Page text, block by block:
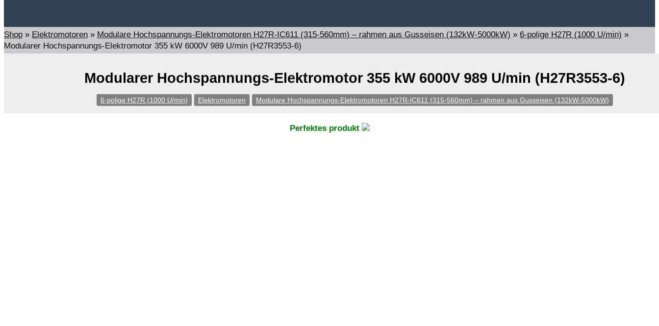
Shop » Elektromotoren » Modulare Hochspannungs-Elektromotoren H27R-IC611 (315-560mm) – rahmen aus Gusseisen (132kW-5000kW) » 6-polige H27R (1000 U/min) »
Modularer Hochspannungs-Elektromotor 355 kW 6000V 989 U/min (H27R3553-6)
Modularer Hochspannungs-Elektromotor 355 kW 6000V 989 U/min (H27R3553-6)
6-polige H27R (1000 U/min) Elektromotoren Modulare Hochspannungs-Elektromotoren H27R-IC611 (315-560mm) – rahmen aus Gusseisen (132kW-5000kW)
Perfektes produkt